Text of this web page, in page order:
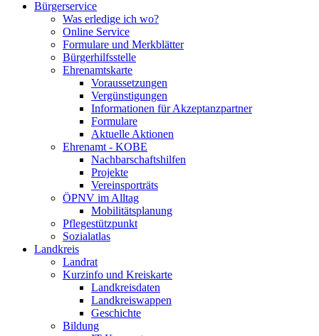
Bürgerservice
Was erledige ich wo?
Online Service
Formulare und Merkblätter
Bürgerhilfsstelle
Ehrenamtskarte
Voraussetzungen
Vergünstigungen
Informationen für Akzeptanzpartner
Formulare
Aktuelle Aktionen
Ehrenamt - KOBE
Nachbarschaftshilfen
Projekte
Vereinsporträts
ÖPNV im Alltag
Mobilitätsplanung
Pflegestützpunkt
Sozialatlas
Landkreis
Landrat
Kurzinfo und Kreiskarte
Landkreisdaten
Landkreiswappen
Geschichte
Bildung